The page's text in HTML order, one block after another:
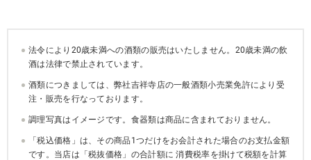
法令により20歳未満への酒類の販売はいたしません。20歳未満の飲
酒は法律で禁止されています。
酒類につきましては、弊社吉祥寺店の一般酒類小売業免許により受
注・販売を行なっております。
調理写真はイメージです。食器類は商品に含まれておりません。
「税込価格」は、その商品1つだけをお会計された場合のお支払金額
です。当店は「税抜価格」の合計額に 消費税率を掛けて税額を計算